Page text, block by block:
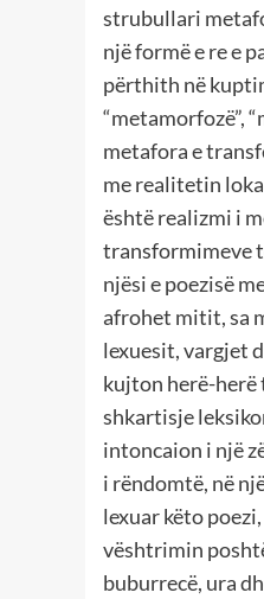
strubullari
një formë e re e
përthith në
“metamorfozë”,
metafora e
me realitetin
është realizmi i
transformimeve
njësi e poezisë
afrohet mitit, sa
lexuesit, vargjet
kujton herë-herë
shkartisje
intoncaion i një
i rëndomtë, në
lexuar këto
vështrimin
buburrecë, ura